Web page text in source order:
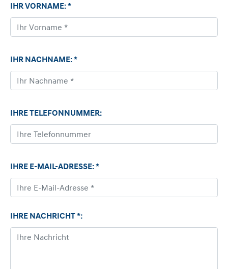
IHR VORNAME: *
IHR NACHNAME: *
IHRE TELEFONNUMMER:
IHRE E-MAIL-ADRESSE: *
IHRE NACHRICHT *: